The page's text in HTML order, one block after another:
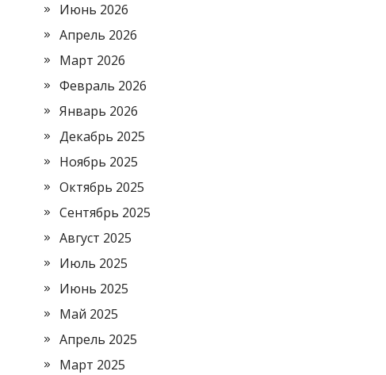
Июнь 2026
Апрель 2026
Март 2026
Февраль 2026
Январь 2026
Декабрь 2025
Ноябрь 2025
Октябрь 2025
Сентябрь 2025
Август 2025
Июль 2025
Июнь 2025
Май 2025
Апрель 2025
Март 2025